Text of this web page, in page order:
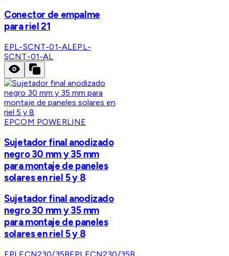
Conector de empalme
para riel 21
EPL-SCNT-01-ALEPL-
SCNT-01-AL
EPCOM POWERLINE
Sujetador final anodizado
negro 30 mm y 35 mm
para montaje de paneles
solares en riel 5 y 8
Sujetador final anodizado
negro 30 mm y 35 mm
para montaje de paneles
solares en riel 5 y 8